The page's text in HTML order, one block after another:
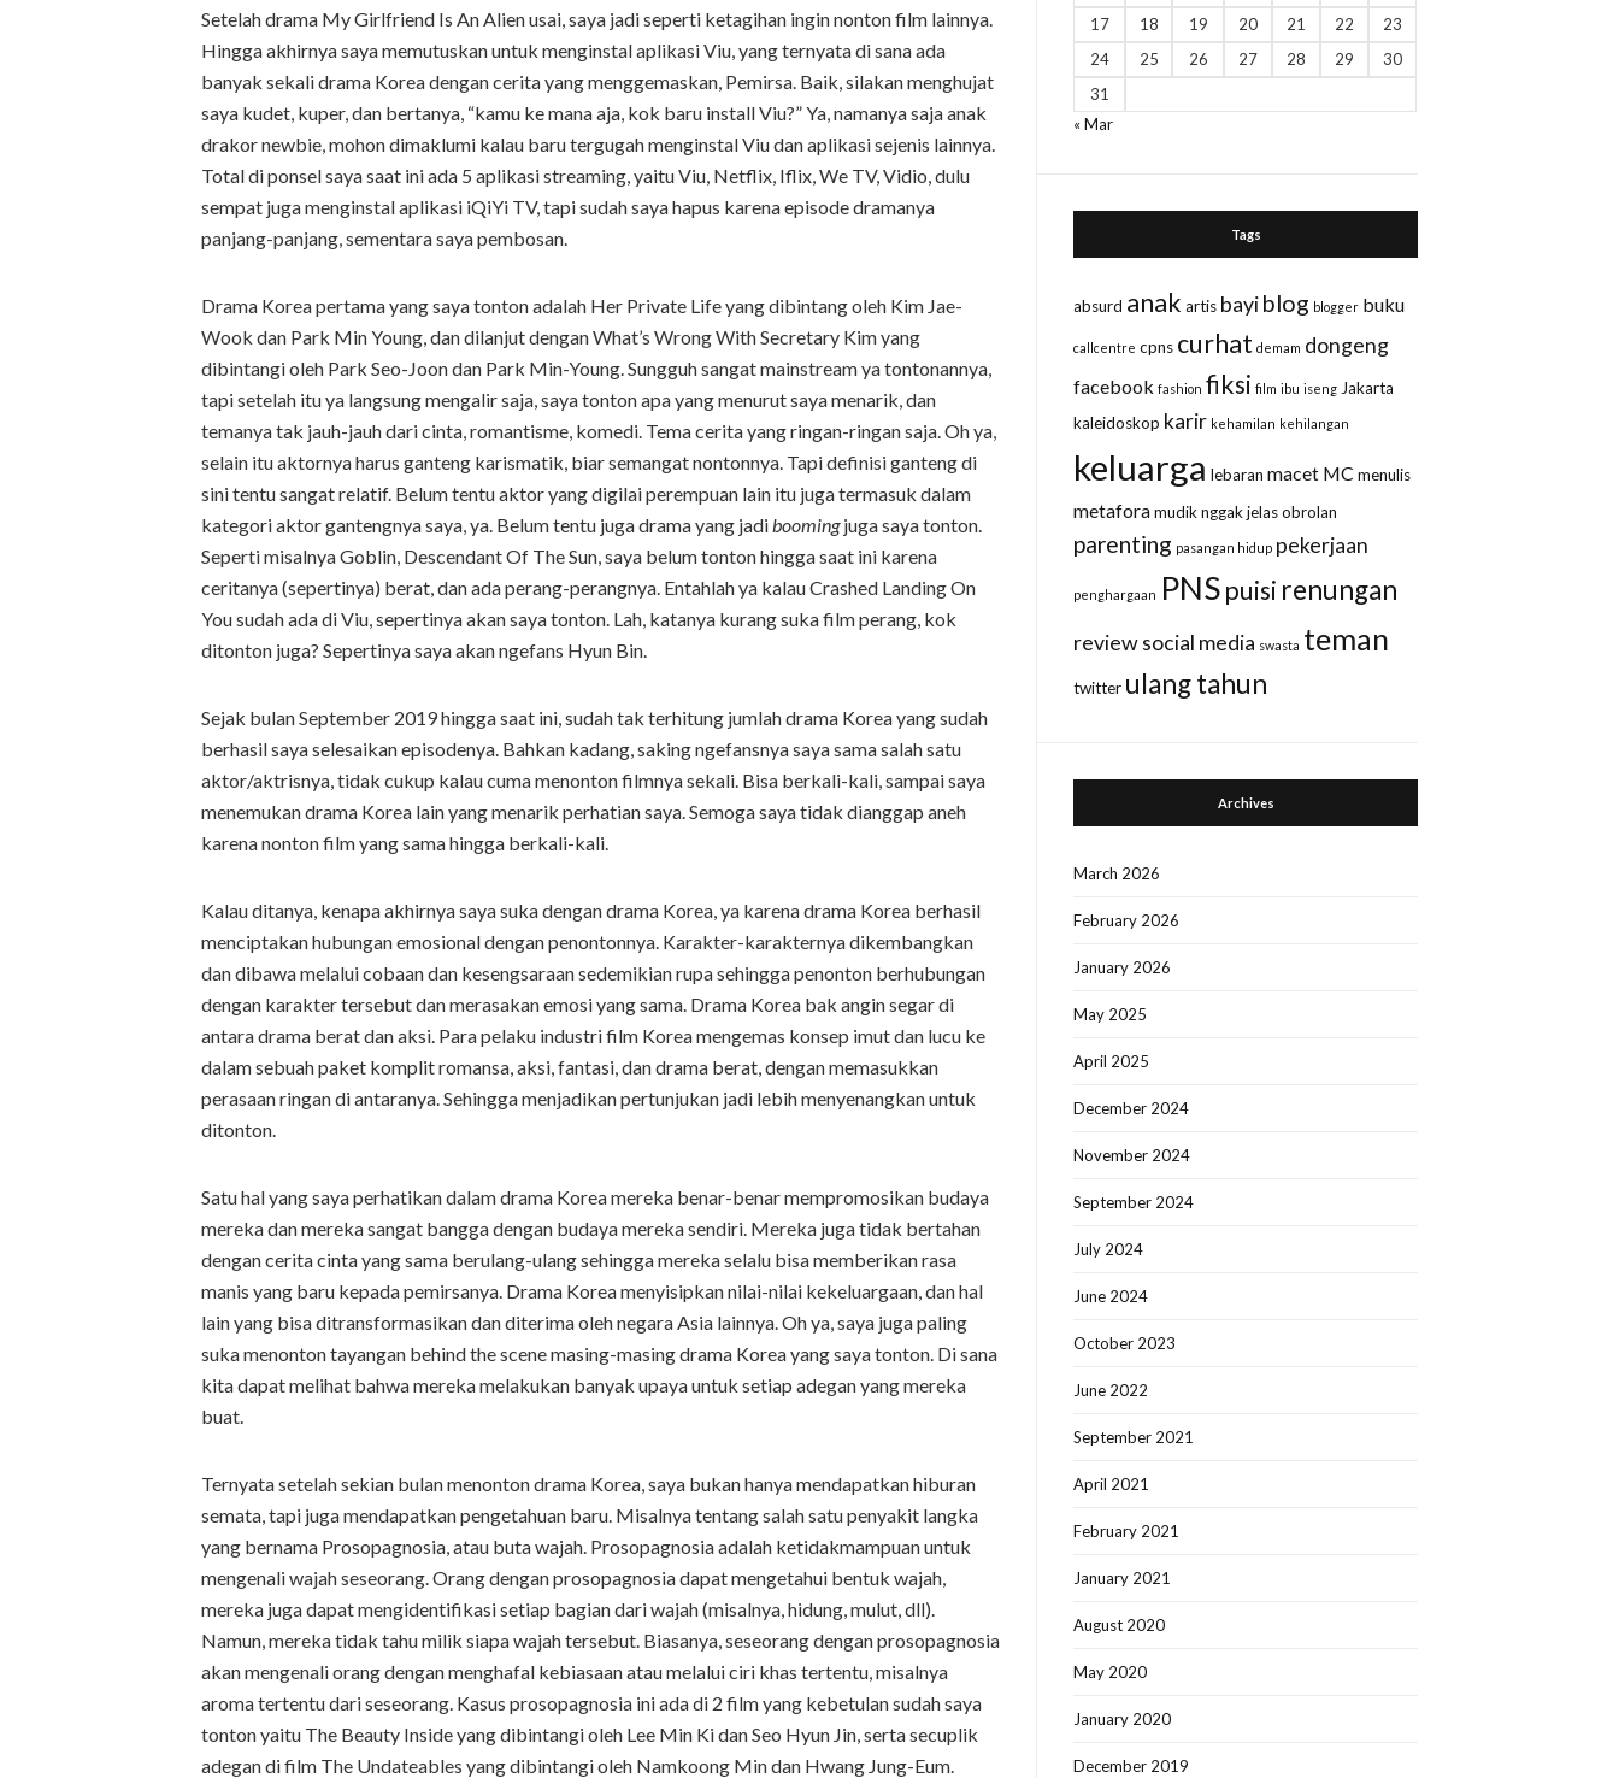
Setelah drama My Girlfriend Is An Alien usai, saya jadi seperti ketagihan ingin nonton film lainnya.
Hingga akhirnya saya memutuskan untuk menginstal aplikasi Viu, yang ternyata di sana ada
banyak sekali drama Korea dengan cerita yang menggemaskan, Pemirsa. Baik, silakan menghujat
saya kudet, kuper, dan bertanya, “kamu ke mana aja, kok baru install Viu?” Ya, namanya saja anak
drakor newbie, mohon dimaklumi kalau baru tergugah menginstal Viu dan aplikasi sejenis lainnya.
Total di ponsel saya saat ini ada 5 aplikasi streaming, yaitu Viu, Netflix, Iflix, We TV, Vidio, dulu
sempat juga menginstal aplikasi iQiYi TV, tapi sudah saya hapus karena episode dramanya
panjang-panjang, sementara saya pembosan.
Drama Korea pertama yang saya tonton adalah Her Private Life yang dibintang oleh Kim Jae-
Wook dan Park Min Young, dan dilanjut dengan What’s Wrong With Secretary Kim yang
dibintangi oleh Park Seo-Joon dan Park Min-Young. Sungguh sangat mainstream ya tontonannya,
tapi setelah itu ya langsung mengalir saja, saya tonton apa yang menurut saya menarik, dan
temanya tak jauh-jauh dari cinta, romantisme, komedi. Tema cerita yang ringan-ringan saja. Oh ya,
selain itu aktornya harus ganteng karismatik, biar semangat nontonnya. Tapi definisi ganteng di
sini tentu sangat relatif. Belum tentu aktor yang digilai perempuan lain itu juga termasuk dalam
kategori aktor gantengnya saya, ya. Belum tentu juga drama yang jadiboomingjuga saya tonton.
Seperti misalnya Goblin, Descendant Of The Sun, saya belum tonton hingga saat ini karena
ceritanya (sepertinya) berat, dan ada perang-perangnya. Entahlah ya kalau Crashed Landing On
You sudah ada di Viu, sepertinya akan saya tonton. Lah, katanya kurang suka film perang, kok
ditonton juga? Sepertinya saya akan ngefans Hyun Bin.
Sejak bulan September 2019 hingga saat ini, sudah tak terhitung jumlah drama Korea yang sudah
berhasil saya selesaikan episodenya. Bahkan kadang, saking ngefansnya saya sama salah satu
aktor/aktrisnya, tidak cukup kalau cuma menonton filmnya sekali. Bisa berkali-kali, sampai saya
menemukan drama Korea lain yang menarik perhatian saya. Semoga saya tidak dianggap aneh
karena nonton film yang sama hingga berkali-kali.
Kalau ditanya, kenapa akhirnya saya suka dengan drama Korea, ya karena drama Korea berhasil
menciptakan hubungan emosional dengan penontonnya. Karakter-karakternya dikembangkan
dan dibawa melalui cobaan dan kesengsaraan sedemikian rupa sehingga penonton berhubungan
dengan karakter tersebut dan merasakan emosi yang sama. Drama Korea bak angin segar di
antara drama berat dan aksi. Para pelaku industri film Korea mengemas konsep imut dan lucu ke
dalam sebuah paket komplit romansa, aksi, fantasi, dan drama berat, dengan memasukkan
perasaan ringan di antaranya. Sehingga menjadikan pertunjukan jadi lebih menyenangkan untuk
ditonton.
Satu hal yang saya perhatikan dalam drama Korea mereka benar-benar mempromosikan budaya
mereka dan mereka sangat bangga dengan budaya mereka sendiri. Mereka juga tidak bertahan
dengan cerita cinta yang sama berulang-ulang sehingga mereka selalu bisa memberikan rasa
manis yang baru kepada pemirsanya. Drama Korea menyisipkan nilai-nilai kekeluargaan, dan hal
lain yang bisa ditransformasikan dan diterima oleh negara Asia lainnya. Oh ya, saya juga paling
suka menonton tayangan behind the scene masing-masing drama Korea yang saya tonton. Di sana
kita dapat melihat bahwa mereka melakukan banyak upaya untuk setiap adegan yang mereka
buat.
Ternyata setelah sekian bulan menonton drama Korea, saya bukan hanya mendapatkan hiburan
semata, tapi juga mendapatkan pengetahuan baru. Misalnya tentang salah satu penyakit langka
yang bernama Prosopagnosia, atau buta wajah. Prosopagnosia adalah ketidakmampuan untuk
mengenali wajah seseorang. Orang dengan prosopagnosia dapat mengetahui bentuk wajah,
mereka juga dapat mengidentifikasi setiap bagian dari wajah (misalnya, hidung, mulut, dll).
Namun, mereka tidak tahu milik siapa wajah tersebut. Biasanya, seseorang dengan prosopagnosia
akan mengenali orang dengan menghafal kebiasaan atau melalui ciri khas tertentu, misalnya
aroma tertentu dari seseorang. Kasus prosopagnosia ini ada di 2 film yang kebetulan sudah saya
tonton yaitu The Beauty Inside yang dibintangi oleh Lee Min Ki dan Seo Hyun Jin, serta secuplik
adegan di film The Undateables yang dibintangi oleh Namkoong Min dan Hwang Jung-Eum.
17
18 19 20 21 22
23
24
25 26 27 28 29
30
31
« Mar
Tags
absurd anak artis bayiblog blogger buku
callcentre cpns curhat demam dongeng
facebook fashion fiksi film ibu iseng Jakarta
kaleidoskop karir kehamilan kehilangan
keluarga lebaran macet MC menulis
metafora mudik nggak jelas obrolan
parenting pasangan hidup pekerjaan
penghargaan PNSpuisi renungan
reviewsocial media swasta teman
twitter ulang tahun
Archives
March 2026
February 2026
January 2026
May 2025
April 2025
December 2024
November 2024
September 2024
July 2024
June 2024
October 2023
June 2022
September 2021
April 2021
February 2021
January 2021
August 2020
May 2020
January 2020
December 2019